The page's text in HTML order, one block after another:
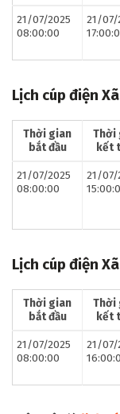
21/07/2025
08:00:00
21/07/
Lịch cúp điện
Thời gian
bắt đầu
Thời
kết
21/07/2025
08:00:00
21/07/
Lịch cúp điện
Thời gian
bắt đầu
Thời
kết
21/07/2025
08:00:00
21/07/